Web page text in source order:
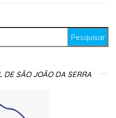
DE SÃO JOÃO DA SERRA